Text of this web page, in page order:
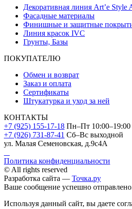
Декоративная линия Art’e Style
Фасадные материалы
Финишные и защитные
Линия красок IVC
Грунты, Базы
ПОКУПАТЕЛЮ
Обмен и возврат
Заказ и оплата
Сертификаты
Штукатурка и уход за ней
КОНТАКТЫ
+7 (925) 155-17-18 Пн–Пт 10:00–19:00
+7 (926) 731-87-41 Сб–Вс выходной
ул. Малая Семеновская, д.9с4А
Политика конфиденциальности
© All rights reserved
Разработка сайта — Точка.ру
Ваше сообщение успешно
Используя данный сайт, вы даете